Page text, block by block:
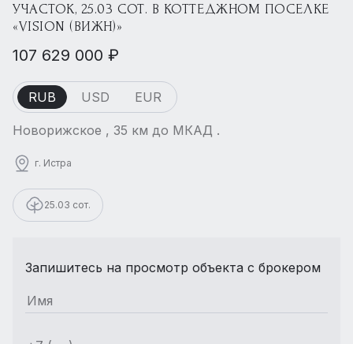
УЧАСТОК, 25.03 СОТ. В КОТТЕДЖНОМ ПОСЕЛКЕ
«VISION (ВИЖН)»
107 629 000 ₽
RUB USD EUR
Новорижское , 35 км до МКАД .
г. Истра
25.03 сот.
Запишитесь на просмотр объекта с брокером